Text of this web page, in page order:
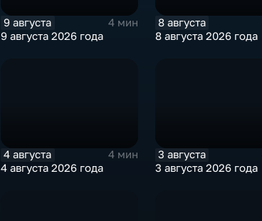
9 августа
4 мин
9 августа 2026 года
8 августа
8 августа 2026 года
4 августа
4 мин
4 августа 2026 года
3 августа
3 августа 2026 года